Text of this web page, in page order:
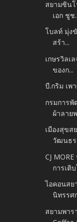
สยามซิน
เอก ชูช
โบลท์ มุ่ง
สร้า...
เกษรวิลเ
ของก...
บี.กริม เพ
กรมการ
ผ้าลาย
เมืองสุข
วัฒนธร
CJ
การเติ
ไอคอนสย
นิทรรศ
สยามพาร